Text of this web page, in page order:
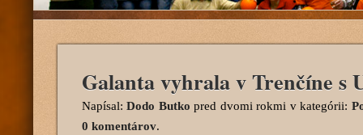
Galanta vyhrala v Trenčíne s
Napísal:Dodo Butko pred dvomi rokmi v kategórii:
0 komentárov.